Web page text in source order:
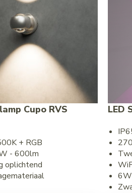
Cupo RVS
+ RGB
- 600lm
oplichtend
LED